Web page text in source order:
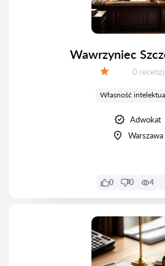
Wawrzyniec
Recenzji:
0 recenzji
Własność
Adwokat
Warszawa
0 0 4